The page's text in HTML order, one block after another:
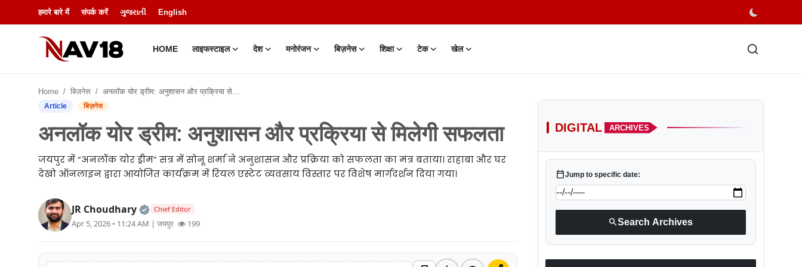
हमारे बारे में संपर्क करें ગુજરાતી English
HOME लाइफस्टाइल देश मनोरंजन बिज़नेस शिक्षा टेक खेल
लाइफस्टाइल
हमारे बारे में
Home बिज़नेस अनलॉक योर ड्रीम: अनुशासन और प्रक्रिया से मिलेगी सफलता
Article बिज़नेस
अनलॉक योर ड्रीम: अनुशासन और प्रक्रिया से मिलेगी सफलता
जयपुर में “अनलॉक योर ड्रीम” सत्र में सोनू शर्मा ने अनुशासन और प्रक्रिया को सफलता का मंत्र बताया। राहाबा और घर
देखो ऑनलाइन द्वारा आयोजित कार्यक्रम में रियल एस्टेट व्यवसाय विस्तार पर विशेष मार्गदर्शन दिया गया।
JR Choudhary Official | Verified Expert • 05 Aug, 2014
Chief Editor
Apr 5, 2026 • 11:24 AM | जयपुर 199
DIGITAL ARCHIVES
calendar_todayJump to specific date:
searchSearch Archives